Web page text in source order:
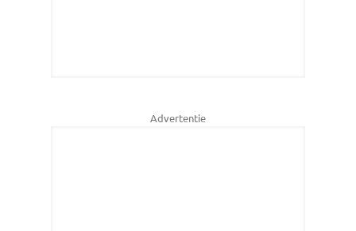
Advertentie